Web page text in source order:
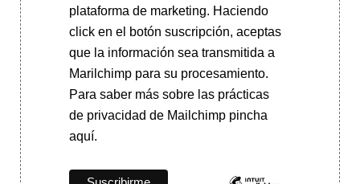
plataforma de marketing. Haciendo
click en el botón suscripción, aceptas
que la información sea transmitida a
Marilchimp para su procesamiento.
Para saber mássobre las prácticas
de privacidad de Mailchimp pincha
aquí.